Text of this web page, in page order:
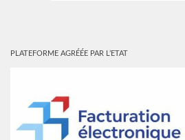
PLATEFORME AGRÉÉE PAR L’ETAT